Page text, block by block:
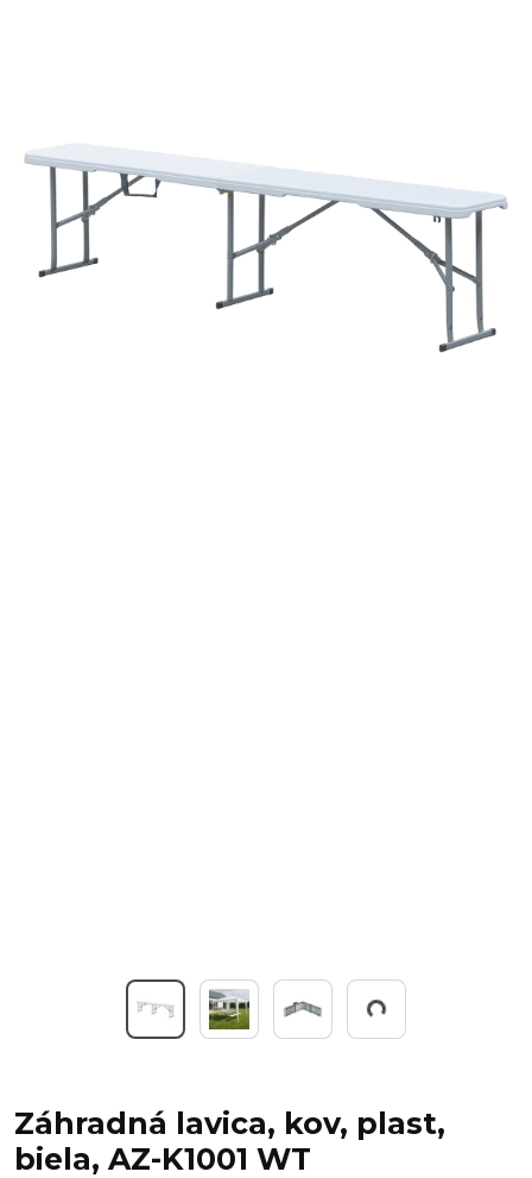
Working...
Záhradná lavica, kov, plast,
biela, AZ-K1001 WT